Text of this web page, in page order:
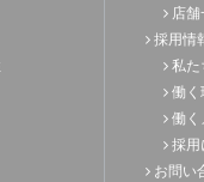
店舗
採用情
私た
働
働く
採用
お問い